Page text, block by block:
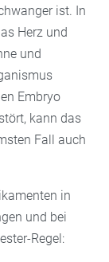
ist. In
Herz und
und
Embryo
kann das
Fall auch
in
und bei
Regel: